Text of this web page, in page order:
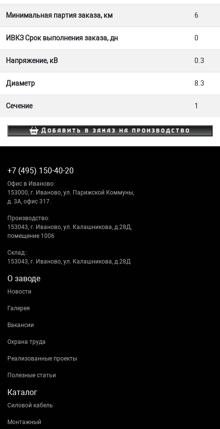
Минимальная партия заказа, км 6
ИВКЗ Срок выполнения заказа, дн 0
Напряжение, кВ 0.3
Диаметр 8.3
Сечение 1
Добавить в заказ на производство
+7 (495) 150-40-20
Офис в Иваново:
153000, г. Иваново, ул. Парижской Коммуны,
д. 3А, офис 317.
Производство:
153043, г. Иваново, ул. Калашникова, д.28Д,
помещение 1006
Склад::
153043, г. Иваново, ул. Калашникова, д.28Д
О заводе
Новости
Галерея
Вакансии
Охрана труда
Реализованные проекты
Полезные статьи
Каталог
Силовой кабель
Монтажный